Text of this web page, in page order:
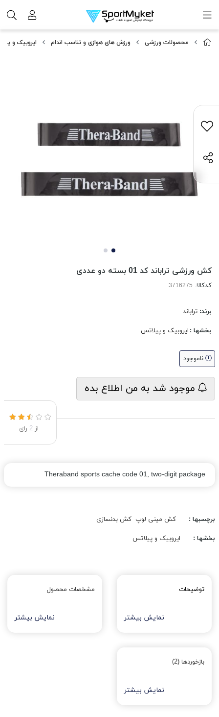
محصولات ورزشی ورزش های هوازی و تناسب اندام ایروبیک و
کش ورزشی تراباند کد 01 بسته دو عددی
کدکالا:
برند: تراباند
بخشها : ایروبیک و پیلاتس
ناموجود
موجود شد به من اطلاع بده
از 2 رای
Theraband sports cache code 01, two-digit package
برچسبها : کش مینی لوپ کش بدنسازی
بخشها : ایروبیک و پیلاتس
توضیحات
نمایش بیشتر
مشخصات محصول
نمایش بیشتر
بازخوردها (2)
نمایش بیشتر